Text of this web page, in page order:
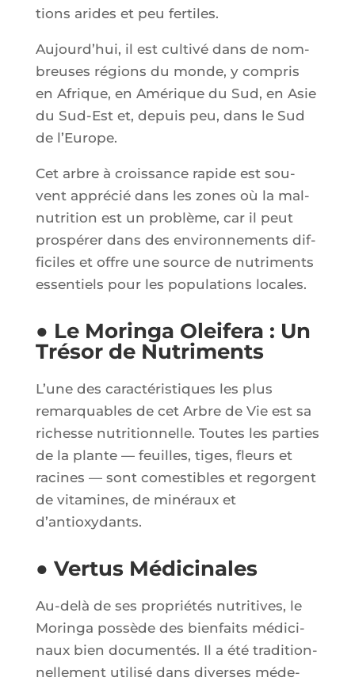
tions arides et peu fertiles.
Aujourd’­hui, il est culti­vé dans de nom­
breuses régions du monde, y com­pris
en Afrique, en Amé­rique du Sud, en Asie
du Sud-Est et, depuis peu, dans le Sud
de l’Europe.
Cet arbre à crois­sance rapide est sou­
vent appré­cié dans les zones où la mal­
nu­tri­tion est un pro­blème, car il peut
pros­pé­rer dans des envi­ron­ne­ments dif­
fi­ciles et offre une source de nutri­ments
essen­tiels pour les popu­la­tions locales.
● Le Moringa Oleifera : Un
Trésor de Nutriments
L’une des carac­té­ris­tiques les plus
remar­quables de cet Arbre de Vie est sa
richesse nutri­tion­nelle. Toutes les par­ties
de la plante — feuilles, tiges, fleurs et
racines — sont comes­tibles et regorgent
de vita­mines, de miné­raux et
d’antioxydants.
● Vertus Médicinales
Au-delà de ses pro­prié­tés nutri­tives, le
Morin­ga pos­sède des bien­faits médi­ci­
naux bien docu­men­tés. Il a été tra­di­tion­
nel­le­ment uti­li­sé dans diverses méde­